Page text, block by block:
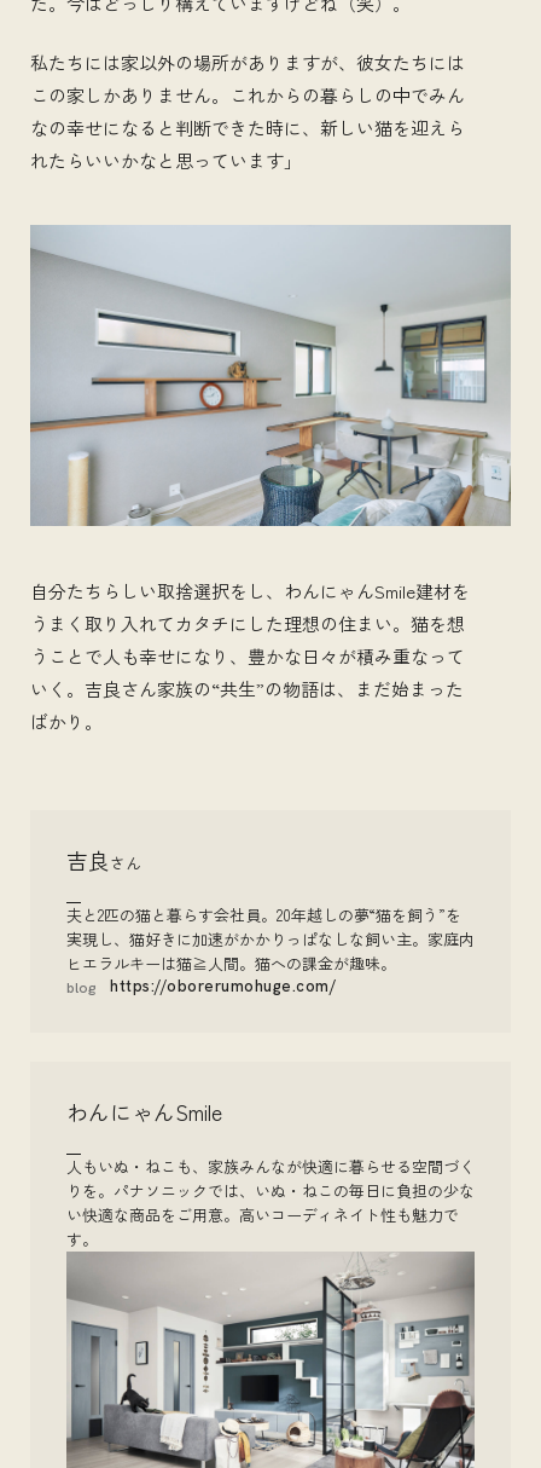
私たちには家以外の場所がありますが、彼女たちには
この家しかありません。これからの暮らしの中でみん
なの幸せになると判断できた時に、新しい猫を迎えら
れたらいいかなと思っています」
自分たちらしい取捨選択をし、わんにゃんSmile建材を
うまく取り入れてカタチにした理想の住まい。猫を想
うことで人も幸せになり、豊かな日々が積み重なって
いく。吉良さん家族の“共生”の物語は、まだ始まった
ばかり。
吉良さん
夫と2匹の猫と暮らす会社員。20年越しの夢“猫を飼う”を
実現し、猫好きに加速がかかりっぱなしな飼い主。家庭内
ヒエラルキーは猫≧人間。猫への課金が趣味。
blog https://oborerumohuge.com/
わんにゃんSmile
人もいぬ・ねこも、家族みんなが快適に暮らせる空間づく
りを。パナソニックでは、いぬ・ねこの毎日に負担の少な
い快適な商品をご用意。高いコーディネイト性も魅力で
す。